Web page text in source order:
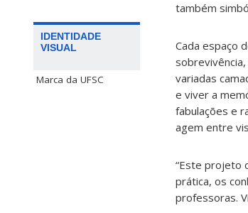
IDENTIDADE
VISUAL
Marca da UFSC
também
Cada espaço
variadas
e viver a
fabulações e
agem entre
“Este projeto
prática, os
professoras.